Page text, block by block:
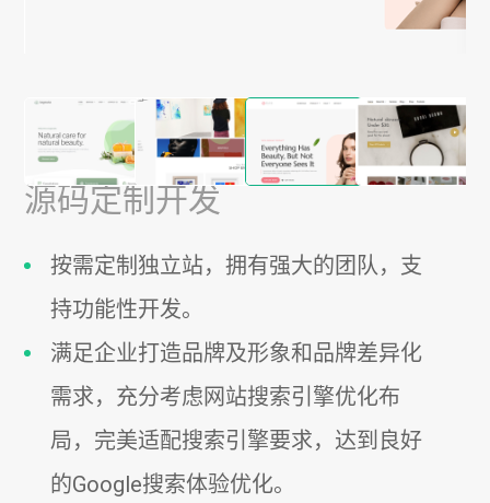
源码定制开发
按需定制独立站，拥有强大的团队，支
持功能性开发。
满足企业打造品牌及形象和品牌差异化
需求，充分考虑网站搜索引擎优化布
局，完美适配搜索引擎要求，达到良好
的Google搜索体验优化。